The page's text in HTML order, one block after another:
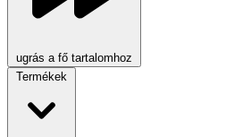
ugrás a fő tartalomhoz
Termékek